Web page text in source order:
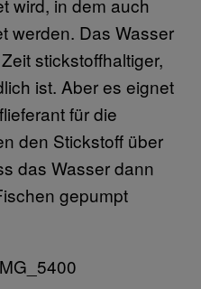
werden. Das Wasser
stickstoffhaltiger,
ist. Aber es eignet
für die
den Stickstoff über
das Wasser dann
gepumpt